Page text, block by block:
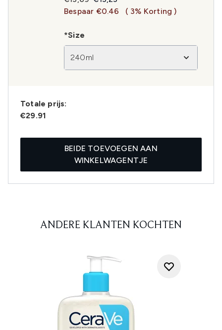
Bespaar €0.46
( 3% Korting )
*Size
240ml
Totale prijs:
€29.91
BEIDE TOEVOEGEN AAN
WINKELWAGENTJE
ANDERE KLANTEN KOCHTEN